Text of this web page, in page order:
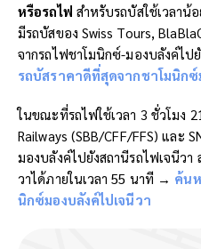
หรือรถไฟ สำหรับรถบัสใช้เวลาน้
มีรถบัสของ Swiss Tours,
จากรถไฟชาโมนิกซ์-มองบลังค์ไป
รถบัสราคาดีที่สุดจากชาโมนิกซ์
ในขณะที่รถไฟใช้เวลา 3 ชั่วโมง
Railways (SBB/CFF/FFS) และ
มองบลังค์ไปยังสถานีรถไฟเจนีวา
วาได้ภายในเวลา 55 นาที → ค้น
นิกซ์มองบลังค์ไปเจนีวา